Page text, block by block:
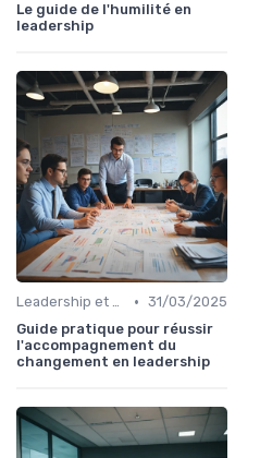
Le guide de l'humilité en
leadership
Leadership et changement • 31/03/2025
Guide pratique pour réussir
l'accompagnement du
changement en leadership